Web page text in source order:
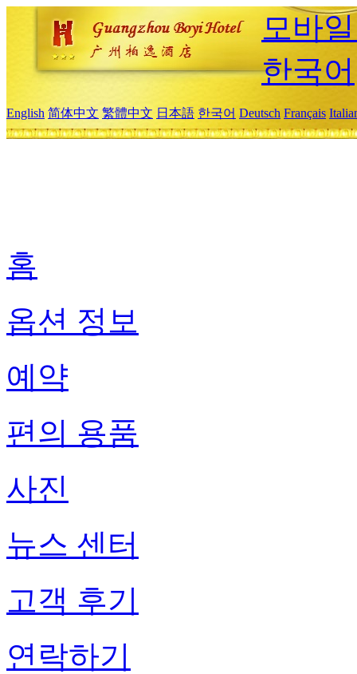
모바
한국어
English 简体中文 繁體中文 日本語 한국어 Deutsch Français
홈
옵션 정보
예약
편의 용품
사진
뉴스 센터
고객 후기
연락하기